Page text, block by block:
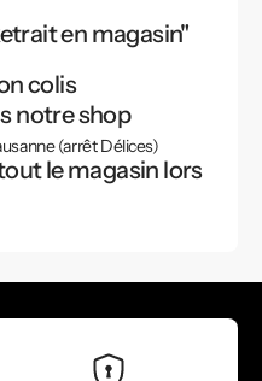
en magasin"
colis
notre shop
(arrêt Délices)
le magasin lors